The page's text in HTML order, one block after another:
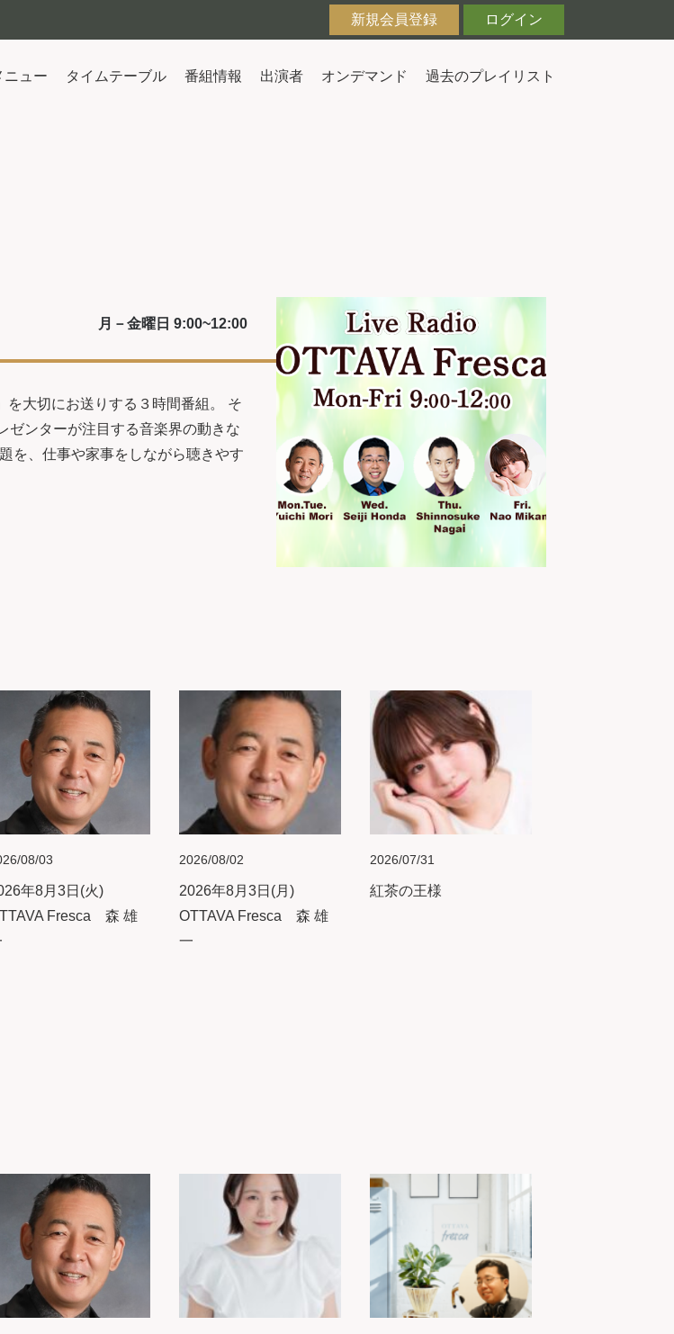
新規会員登録 ログイン
ニュー タイムテーブル 番組情報 出演者 オンデマンド 過去のプレイリスト
月－金曜日 9:00~12:00
大切にお送りする３時間番組。 そ
ゼンターが注目する音楽界の動きな
を、仕事や家事をしながら聴きやす
年8月3日(火)
Fresca 森 雄
08/03
2026年8月3日(月)
OTTAVA Fresca 森 雄
一
2026/08/02
紅茶の王様
2026/07/31